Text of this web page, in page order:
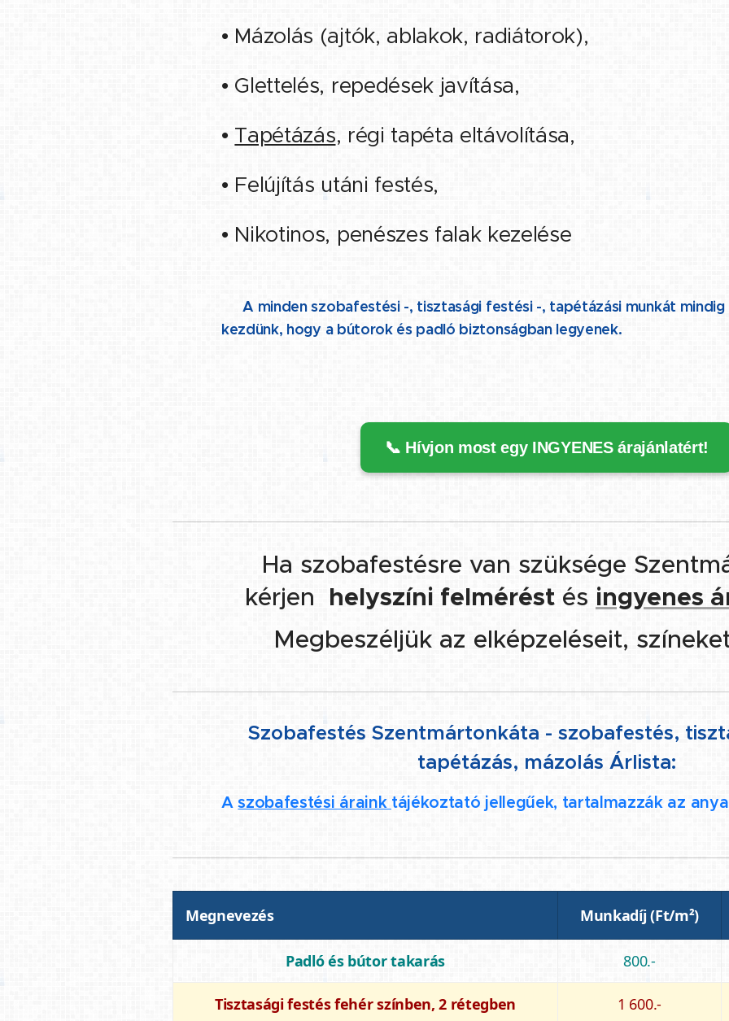
• Mázolás (ajtók, ablakok, radiátorok),
• Glettelés, repedések javítása,
• Tapétázás, régi tapéta eltávolítása,
• Felújítás utáni festés,
• Nikotinos, penészes falak kezelése
👉 A minden szobafestési -, tisztasági festési -, tapétázási munkát mindig
kezdünk, hogy a bútorok és padló biztonságban legyenek.
📞 Hívjon most egy INGYENES árajánlatért!
Ha szobafestésre van szüksége
kérjen helyszíni felmérést és ingyenes
Megbeszéljük az elképzeléseit,
Szobafestés Szentmártonkáta - szobafestés,
tapétázás, mázolás Árlista:
Aszobafestési áraink tájékoztató jellegűek, tartalmazzák az
Megnevezés Munkadíj (Ft/m²)
Padló és bútor takarás 800.-
Tisztasági festés fehér színben, 2 rétegben 1 600.-